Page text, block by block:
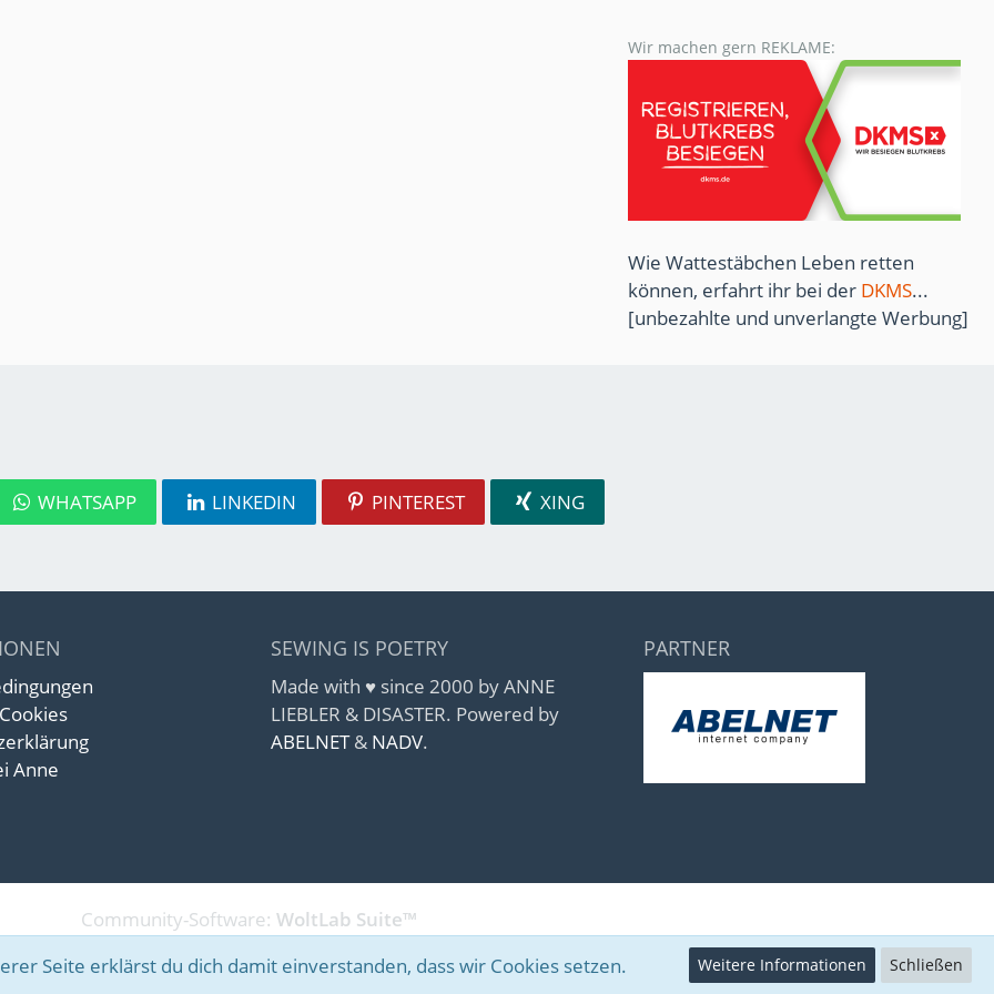
Wir machen gern REKLAME:
Wie Wattestäbchen Leben retten
können, erfahrt ihr bei der DKMS...
[unbezahlte und unverlangte Werbung]
WHATSAPP LINKEDIN PINTEREST XING
Anne
SEWING IS POETRY
Made with ♥ since 2000 by ANNE
LIEBLER & DISASTER. Powered by
ABELNET& NADV.
PARTNER
Community-Software: WoltLab Suite™
Seite erklärst du dich damit einverstanden, dass wir Cookies setzen.
Weitere Informationen Schließen